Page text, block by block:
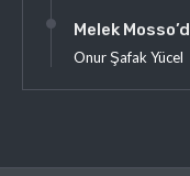
Melek
Onur Şafak Yücel